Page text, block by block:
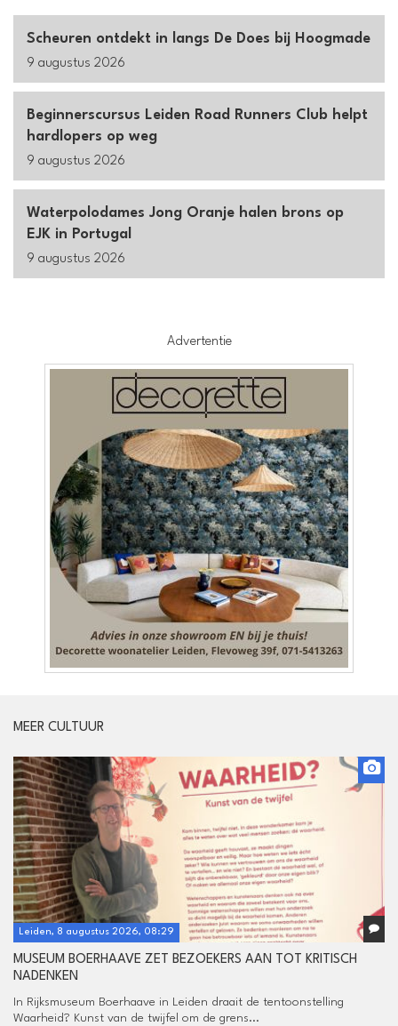
Scheuren ontdekt in langs De Does bij Hoogmade
9 augustus 2026
Beginnerscursus Leiden Road Runners Club helpt
hardlopers op weg
9 augustus 2026
Waterpolodames Jong Oranje halen brons op
EJK in Portugal
9 augustus 2026
Advertentie
MEER CULTUUR
Leiden, 8 augustus 2026, 08:29
MUSEUM BOERHAAVE ZET BEZOEKERS AAN TOT KRITISCH
NADENKEN
In Rijksmuseum Boerhaave in Leiden draait de tentoonstelling
Waarheid? Kunst van de twijfel om de grens...